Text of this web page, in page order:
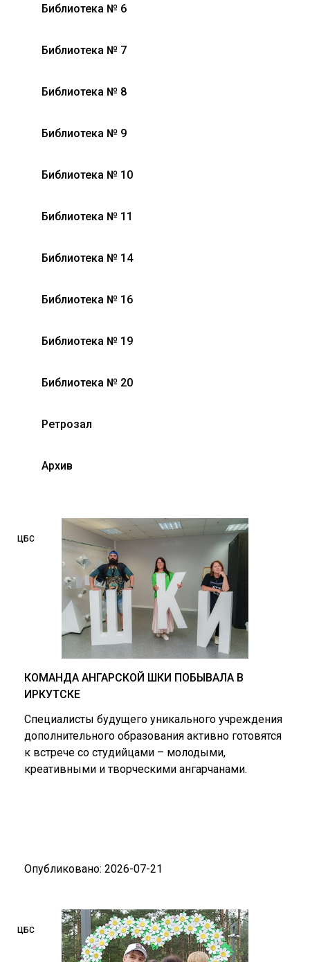
Библиотека № 6
Библиотека № 7
Библиотека № 8
Библиотека № 9
Библиотека № 10
Библиотека № 11
Библиотека № 14
Библиотека № 16
Библиотека № 19
Библиотека № 20
Ретрозал
Архив
ЦБС
КОМАНДА АНГАРСКОЙ ШКИ ПОБЫВАЛА В
ИРКУТСКЕ
Специалисты будущего уникального учреждения
дополнительного образования активно готовятся
к встрече со студийцами – молодыми,
креативными и творческими ангарчанами.
Опубликовано: 2026-07-21
ЦБС